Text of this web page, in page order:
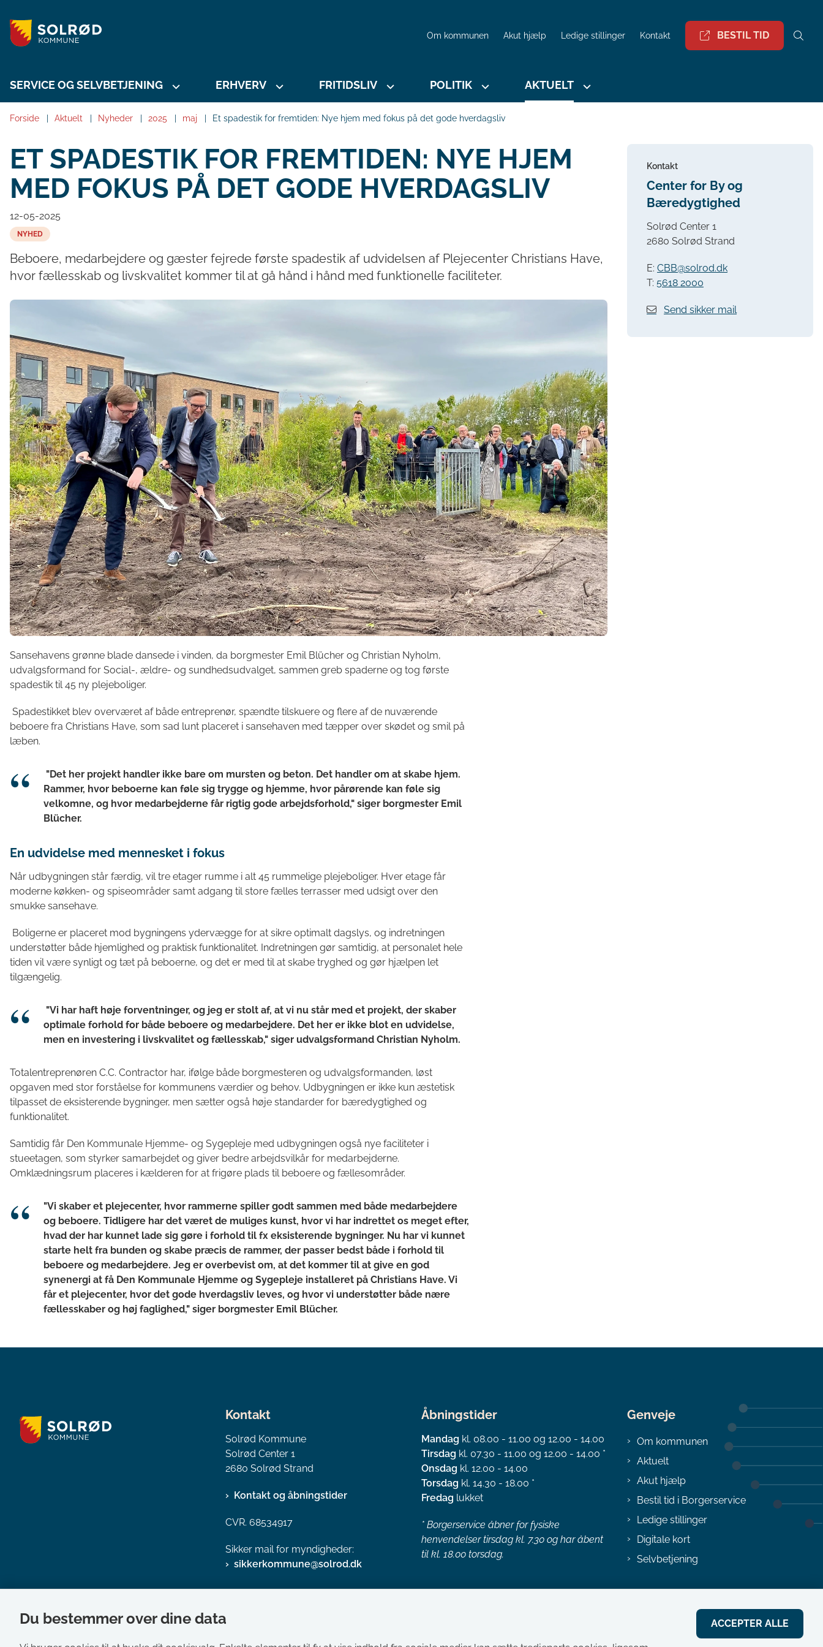
Om kommunen Akut hjælp Ledige stillinger Kontakt BESTIL TID
SERVICE OG SELVBETJENING ERHVERV FRITIDSLIV POLITIK AKTUELT
Forside Aktuelt Nyheder 2025 maj Et spadestik for fremtiden: Nye hjem med fokus på det gode hverdagsliv
ET SPADESTIK FOR FREMTIDEN: NYE HJEM
MED FOKUS PÅ DET GODE HVERDAGSLIV
12-05-2025
NYHED
Beboere, medarbejdere og gæster fejrede første spadestik af udvidelsen af Plejecenter Christians Have,
hvor fællesskab og livskvalitet kommer til at gå hånd i hånd med funktionelle faciliteter.
Sansehavens grønne blade dansede i vinden, da borgmester Emil Blücher og Christian Nyholm,
udvalgsformand for Social-, ældre- og sundhedsudvalget, sammen greb spaderne og tog første
spadestik til 45 ny plejeboliger.
Spadestikket blev overværet af både entreprenør, spændte tilskuere og flere af de nuværende
beboere fra Christians Have, som sad lunt placeret i sansehaven med tæpper over skødet og smil på
læben.
"Det her projekt handler ikke bare om mursten og beton. Det handler om at skabe hjem.
Rammer, hvor beboerne kan føle sig trygge og hjemme, hvor pårørende kan føle sig
velkomne, og hvor medarbejderne får rigtig gode arbejdsforhold," siger borgmester Emil
Blücher.
En udvidelse med mennesket i fokus
Når udbygningen står færdig, vil tre etager rumme i alt 45 rummelige plejeboliger. Hver etage får
moderne køkken- og spiseområder samt adgang til store fælles terrasser med udsigt over den
smukke sansehave.
Boligerne er placeret mod bygningens ydervægge for at sikre optimalt dagslys, og indretningen
understøtter både hjemlighed og praktisk funktionalitet. Indretningen gør samtidig, at personalet hele
tiden vil være synligt og tæt på beboerne, og det er med til at skabe tryghed og gør hjælpen let
tilgængelig.
"Vi har haft høje forventninger, og jeg er stolt af, at vi nu står med et projekt, der skaber
optimale forhold for både beboere og medarbejdere. Det her er ikke blot en udvidelse,
men en investering i livskvalitet og fællesskab," siger udvalgsformand Christian Nyholm.
Totalentreprenøren C.C. Contractor har, ifølge både borgmesteren og udvalgsformanden, løst
opgaven med stor forståelse for kommunens værdier og behov. Udbygningen er ikke kun æstetisk
tilpasset de eksisterende bygninger, men sætter også høje standarder for bæredygtighed og
funktionalitet.
Samtidig får Den Kommunale Hjemme- og Sygepleje med udbygningen også nye faciliteter i
stueetagen, som styrker samarbejdet og giver bedre arbejdsvilkår for medarbejderne.
Omklædningsrum placeres i kælderen for at frigøre plads til beboere og fællesområder.
"Vi skaber et plejecenter, hvor rammerne spiller godt sammen med både medarbejdere
og beboere. Tidligere har det været de muliges kunst, hvor vi har indrettet os meget efter,
hvad der har kunnet lade sig gøre i forhold til fx eksisterende bygninger. Nu har vi kunnet
starte helt fra bunden og skabe præcis de rammer, der passer bedst både i forhold til
beboere og medarbejdere. Jeg er overbevist om, at det kommer til at give en god
synenergi at få Den Kommunale Hjemme og Sygepleje installeret på Christians Have. Vi
får et plejecenter, hvor det gode hverdagsliv leves, og hvor vi understøtter både nære
fællesskaber og høj faglighed," siger borgmester Emil Blücher.
Kontakt
Center for By og
Bæredygtighed
Solrød Center 1
2680 Solrød Strand
E: CBB@solrod.dk
T: 5618 2000
Send sikker mail
Kontakt
Solrød Kommune
Solrød Center 1
2680 Solrød Strand
Kontakt og åbningstider
CVR. 68534917
Sikker mail for myndigheder:
sikkerkommune@solrod.dk
Åbningstider
Mandag kl. 08.00 - 11.00 og 12.00 - 14.00
Tirsdag kl. 07.30 - 11.00 og 12.00 - 14.00 *
Onsdag kl. 12.00 - 14.00
Torsdag kl. 14.30 - 18.00 *
Fredag lukket
* Borgerservice åbner for fysiske
henvendelser tirsdag kl. 7.30 og har åbent
til kl. 18.00 torsdag.
Genveje
Om kommunen
Aktuelt
Akut hjælp
Bestil tid i Borgerservice
Ledige stillinger
Digitale kort
Selvbetjening
Du bestemmer over dine data ACCEPTER ALLE